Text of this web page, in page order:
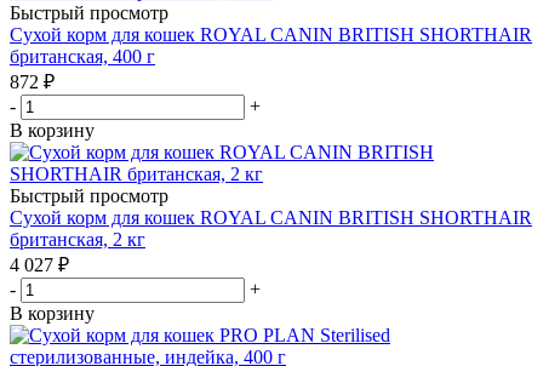
Быстрый просмотр
Сухой корм для кошек ROYAL CANIN BRITISH SHORTHAIR
британская, 400 г
872 ₽
-
+
В корзину
Быстрый просмотр
Сухой корм для кошек ROYAL CANIN BRITISH SHORTHAIR
британская, 2 кг
4 027 ₽
-
+
В корзину